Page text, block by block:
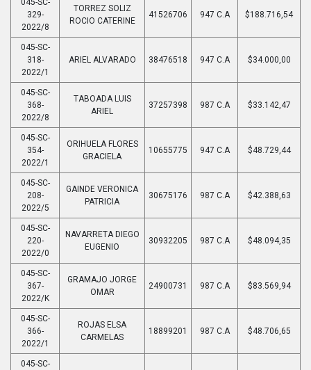
329-
2022/8
TORREZ SOLIZ
ROCIO CATERINE
41526706 947 C.A $188.716,54
045-SC-
318-
2022/1
ARIEL ALVARADO 38476518 947 C.A $34.000,00
045-SC-
368-
2022/8
TABOADA LUIS
ARIEL
37257398 987 C.A $33.142,47
045-SC-
354-
2022/1
ORIHUELA FLORES
GRACIELA
10655775 947 C.A $48.729,44
045-SC-
208-
2022/5
GAINDE VERONICA
PATRICIA
30675176 987 C.A $42.388,63
045-SC-
220-
2022/0
NAVARRETA DIEGO
EUGENIO
30932205 987 C.A $48.094,35
045-SC-
367-
2022/K
GRAMAJO JORGE
OMAR
24900731 987 C.A $83.569,94
045-SC-
366-
2022/1
ROJAS ELSA
CARMELAS
18899201 987 C.A $48.706,65
045-SC-